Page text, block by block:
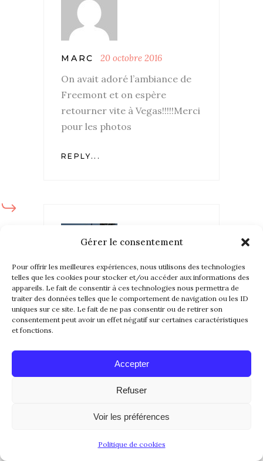
Gérer le consentement
Pour offrir les meilleures expériences, nous utilisons des technologies
telles que les cookies pour stocker et/ou accéder aux informations des
appareils. Le fait de consentir à ces technologies nous permettra de
traiter des données telles que le comportement de navigation ou les ID
uniques sur ce site. Le fait de ne pas consentir ou de retirer son
consentement peut avoir un effet négatif sur certaines caractéristiques
et fonctions.
Accepter
Refuser
Voir les préférences
Politique de cookies
MARC 20 octobre 2016
On avait adoré l’ambiance de
Freemont et on espère
retourner vite à Vegas!!!!!Merci
pour les photos
REPLY...
GERALDINEWP
20 octobre 2016